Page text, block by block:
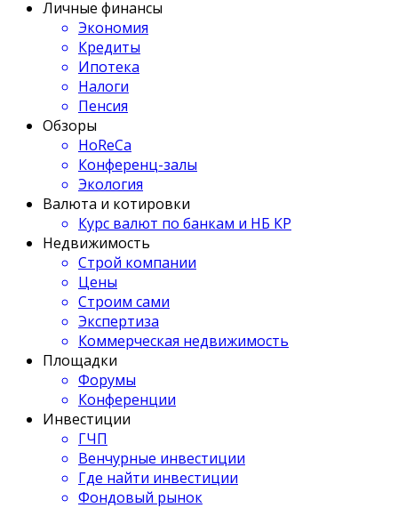
Личные финансы
Экономия
Кредиты
Ипотека
Налоги
Пенсия
Обзоры
HoReCa
Конференц-залы
Экология
Валюта и котировки
Курс валют по банкам и НБ КР
Недвижимость
Строй компании
Цены
Строим сами
Экспертиза
Коммерческая недвижимость
Площадки
Форумы
Конференции
Инвестиции
ГЧП
Венчурные инвестиции
Где найти инвестиции
Фондовый рынок